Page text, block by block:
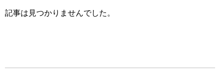
記事は見つかりませんでした。